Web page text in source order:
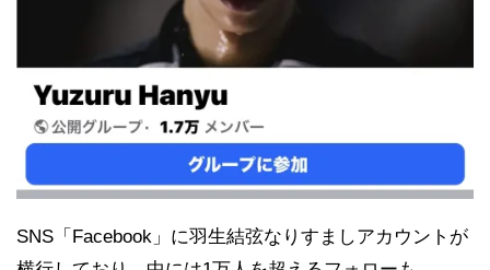
SNS「Facebook」に羽生結弦なりすましアカウントが